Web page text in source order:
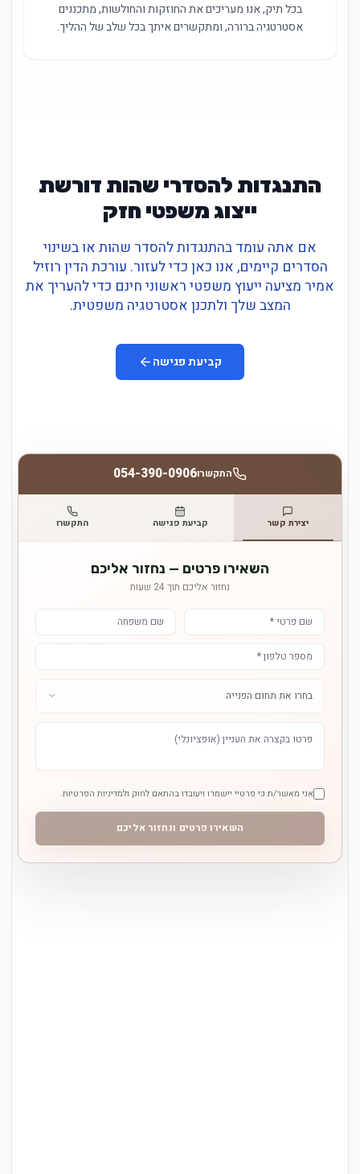
בכל תיק, אנו מעריכים את החוזקות והחולשות, מתכננים
אסטרטגיה ברורה, ומתקשרים איתך בכל שלב של ההליך.
התנגדות להסדרי שהות דורשת
ייצוג משפטי חזק
אם אתה עומד בהתנגדות להסדר שהות או בשינוי
הסדרים קיימים, אנו כאן כדי לעזור. עורכת הדין רוזיל
אמיר מציעה ייעוץ משפטי ראשוני חינם כדי להעריך את
המצב שלך ולתכנן אסטרטגיה משפטית.
קביעת פגישה
התקשרו054-390-0906
יצירת קשר קביעת פגישה התקשרו
השאירו פרטים — נחזור אליכם
נחזור אליכם תוך 24 שעות
אני מאשר/ת כי פרטיי יישמרו ויעובדו בהתאם לחוק ולמדיניות הפרטיות.
השאירו פרטים ונחזור אליכם